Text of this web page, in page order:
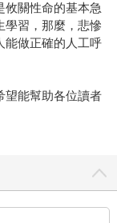
攸關性命的基本急
學習，那麼，悲慘
能做正確的人工呼
望能幫助各位讀者